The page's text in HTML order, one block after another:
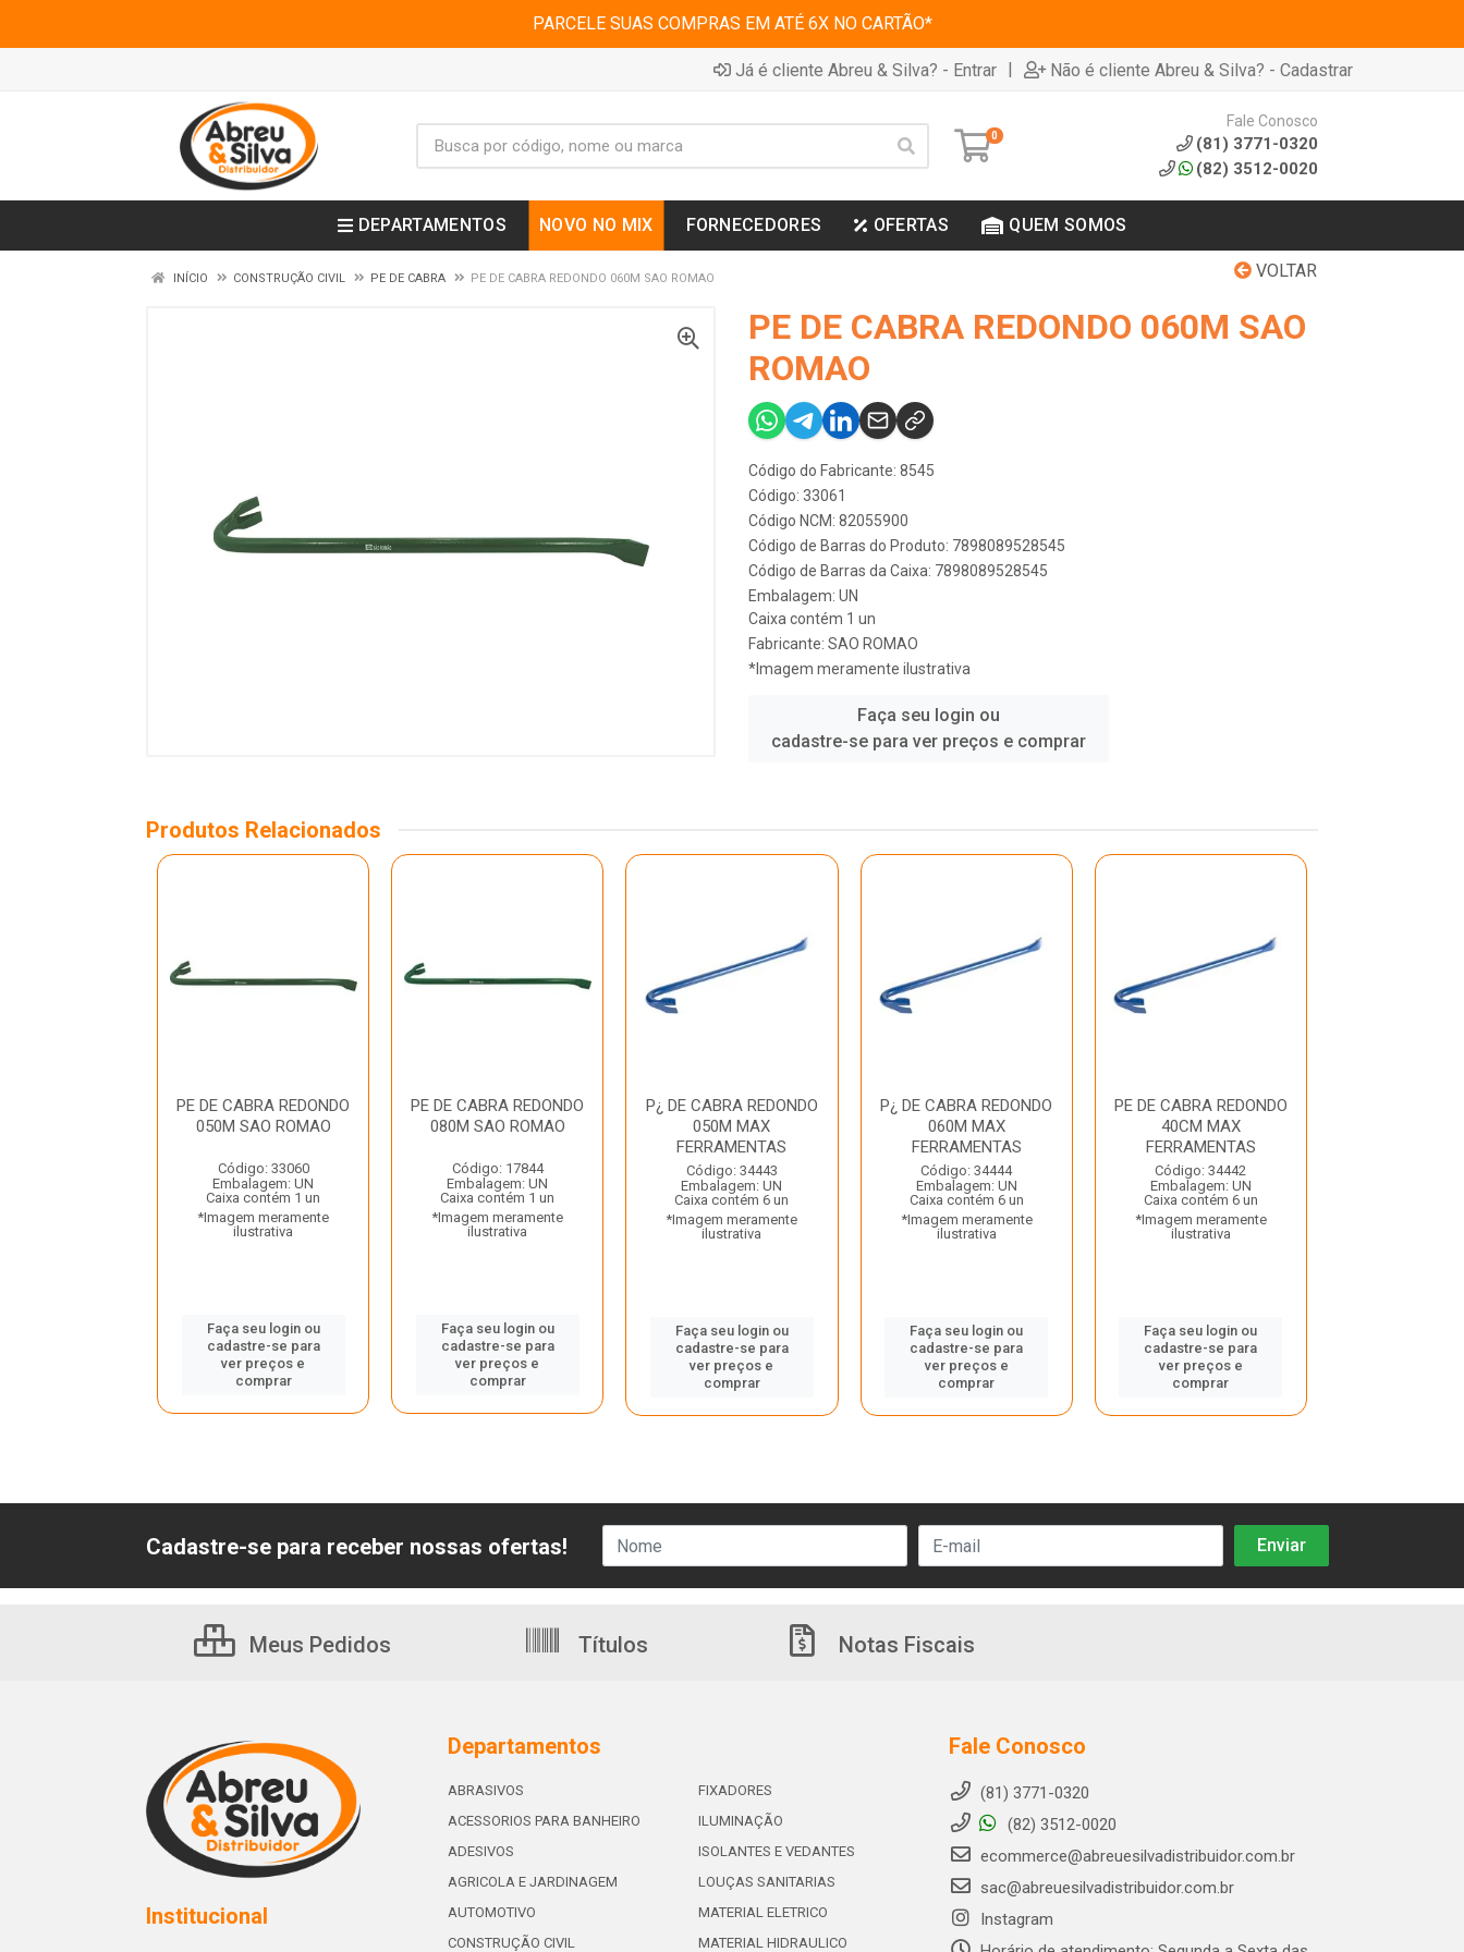
PARCELE SUAS COMPRAS EM ATÉ 6X NO CARTÃO*
Já é cliente Abreu & Silva? - Entrar | Não é cliente Abreu & Silva? - Cadastrar
0
Fale Conosco
(81) 3771-0320
(82) 3512-0020
DEPARTAMENTOS NOVO NO MIX FORNECEDORES OFERTAS QUEM SOMOS
VOLTAR
INÍCIO CONSTRUÇÃO CIVIL PE DE CABRA PE DE CABRA REDONDO 060M SAO ROMAO
PE DE CABRA REDONDO 060M SAO
ROMAO
Código do Fabricante: 8545
Código: 33061
Código NCM: 82055900
Código de Barras do Produto: 7898089528545
Código de Barras da Caixa: 7898089528545
Embalagem: UN
Caixa contém 1 un
Fabricante: SAO ROMAO
*Imagem meramente ilustrativa
Faça seu login ou
cadastre-se para ver preços e comprar
Produtos Relacionados
PE DE CABRA REDONDO
050M SAO ROMAO
Código: 33060
Embalagem: UN
Caixa contém 1 un
*Imagem meramente
ilustrativa
Faça seu login ou
cadastre-se para
ver preços e
comprar
PE DE CABRA REDONDO
080M SAO ROMAO
Código: 17844
Embalagem: UN
Caixa contém 1 un
*Imagem meramente
ilustrativa
Faça seu login ou
cadastre-se para
ver preços e
comprar
P¿ DE CABRA REDONDO
050M MAX
FERRAMENTAS
Código: 34443
Embalagem: UN
Caixa contém 6 un
*Imagem meramente
ilustrativa
Faça seu login ou
cadastre-se para
ver preços e
comprar
P¿ DE CABRA REDONDO
060M MAX
FERRAMENTAS
Código: 34444
Embalagem: UN
Caixa contém 6 un
*Imagem meramente
ilustrativa
Faça seu login ou
cadastre-se para
ver preços e
comprar
PE DE CABRA REDONDO
40CM MAX
FERRAMENTAS
Código: 34442
Embalagem: UN
Caixa contém 6 un
*Imagem meramente
ilustrativa
Faça seu login ou
cadastre-se para
ver preços e
comprar
Cadastre-se para receber nossas ofertas!
Meus Pedidos Títulos Notas Fiscais
Institucional
Departamentos
ABRASIVOS
ACESSORIOS PARA BANHEIRO
ADESIVOS
AGRICOLA E JARDINAGEM
AUTOMOTIVO
CONSTRUÇÃO CIVIL
FIXADORES
ILUMINAÇÃO
ISOLANTES E VEDANTES
LOUÇAS SANITARIAS
MATERIAL ELETRICO
MATERIAL HIDRAULICO
Fale Conosco
(81) 3771-0320
(82) 3512-0020
ecommerce@abreuesilvadistribuidor.com.br
sac@abreuesilvadistribuidor.com.br
Instagram